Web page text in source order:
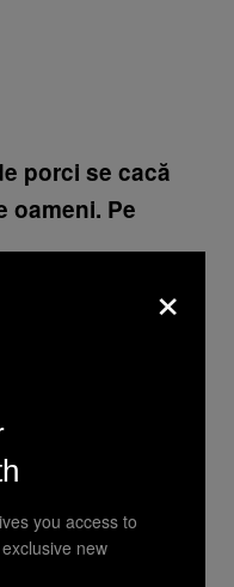
porci se cacă
oameni. Pe
Cei din
pe o podea
deşeurile care
sunt vărsate
Amestecul
prin aer, prin
şi
fermelor şi
căcatul lor
×
you access to
new